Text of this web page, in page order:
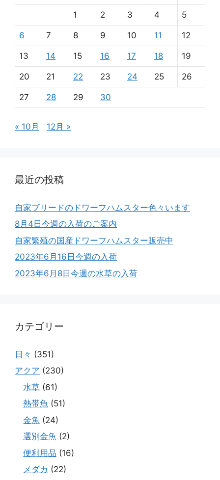
1 2 3 4 5
6 7 8 9 10 11 12
13 14 15 16 17 18 19
20 21 22 23 24 25 26
27 28 29 30
« 10月 12月 »
最近の投稿
自家ブリードのドワーフハムスター色々います
8月4日今週の入荷のご案内
自家繁殖の国産ドワーフハムスター販売中
2023年6月16日今週の入荷
2023年6月8日今週の水草の入荷
カテゴリー
日々 (351)
アクア (230)
水草 (61)
熱帯魚 (51)
金魚 (24)
選別金魚 (2)
便利用品 (16)
メダカ (22)